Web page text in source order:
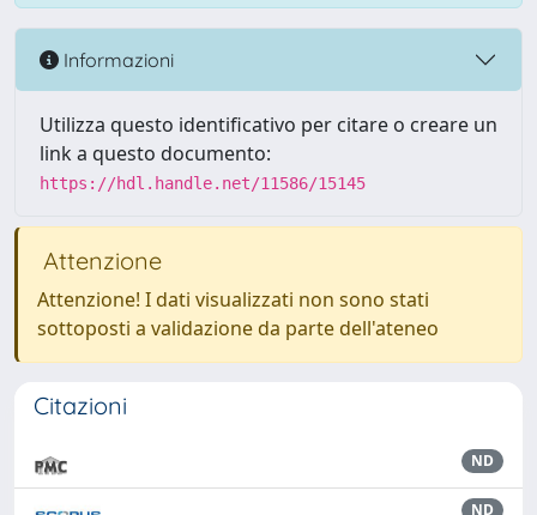
Informazioni
Utilizza questo identificativo per citare o creare un
link a questo documento:
https://hdl.handle.net/11586/15145
Attenzione
Attenzione! I dati visualizzati non sono stati
sottoposti a validazione da parte dell'ateneo
Citazioni
ND
ND